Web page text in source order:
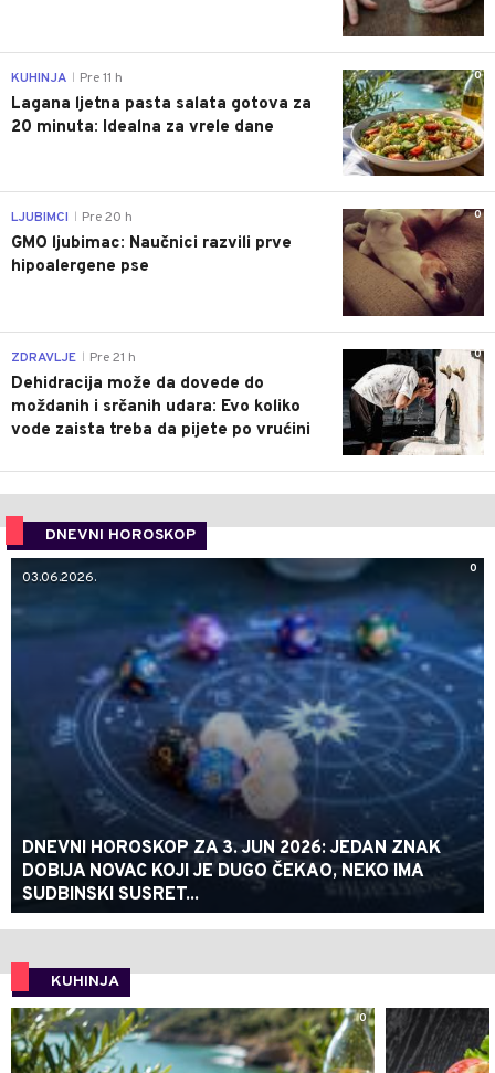
0
KUHINJA Pre 11 h
Lagana ljetna pasta salata gotova za
20 minuta: Idealna za vrele dane
0
LJUBIMCI Pre 20 h
GMO ljubimac: Naučnici razvili prve
hipoalergene pse
0
ZDRAVLJE Pre 21 h
Dehidracija može da dovede do
moždanih i srčanih udara: Evo koliko
vode zaista treba da pijete po vrućini
DNEVNI HOROSKOP
0
03.06.2026.
DNEVNI HOROSKOP ZA 3. JUN 2026: JEDAN ZNAK
DOBIJA NOVAC KOJI JE DUGO ČEKAO, NEKO IMA
SUDBINSKI SUSRET...
KUHINJA
0